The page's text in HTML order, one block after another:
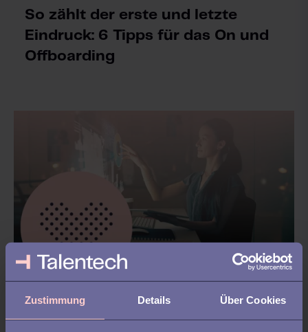
Zustimmung Details Über Cookies
So zählt der erste und letzte
Eindruck: 6 Tipps für das On und
Offboarding
ONBOARDING